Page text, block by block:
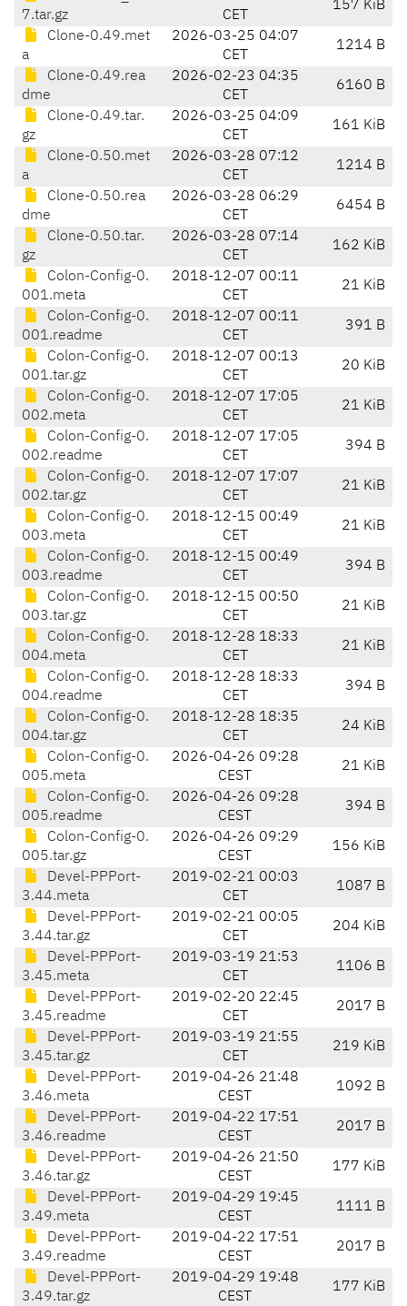
7.tar.gz
CET
157 KiB
Clone-0.49.met
a
2026-03-25 04:07
CET
1214 B
Clone-0.49.rea
dme
2026-02-23 04:35
CET
6160 B
Clone-0.49.tar.
gz
2026-03-25 04:09
CET
161 KiB
Clone-0.50.met
a
2026-03-28 07:12
CET
1214 B
Clone-0.50.rea
dme
2026-03-28 06:29
CET
6454 B
Clone-0.50.tar.
gz
2026-03-28 07:14
CET
162 KiB
Colon-Config-0.
001.meta
2018-12-07 00:11
CET
21 KiB
Colon-Config-0.
001.readme
2018-12-07 00:11
CET
391 B
Colon-Config-0.
001.tar.gz
2018-12-07 00:13
CET
20 KiB
Colon-Config-0.
002.meta
2018-12-07 17:05
CET
21 KiB
Colon-Config-0.
002.readme
2018-12-07 17:05
CET
394 B
Colon-Config-0.
002.tar.gz
2018-12-07 17:07
CET
21 KiB
Colon-Config-0.
003.meta
2018-12-15 00:49
CET
21 KiB
Colon-Config-0.
003.readme
2018-12-15 00:49
CET
394 B
Colon-Config-0.
003.tar.gz
2018-12-15 00:50
CET
21 KiB
Colon-Config-0.
004.meta
2018-12-28 18:33
CET
21 KiB
Colon-Config-0.
004.readme
2018-12-28 18:33
CET
394 B
Colon-Config-0.
004.tar.gz
2018-12-28 18:35
CET
24 KiB
Colon-Config-0.
005.meta
2026-04-26 09:28
CEST
21 KiB
Colon-Config-0.
005.readme
2026-04-26 09:28
CEST
394 B
Colon-Config-0.
005.tar.gz
2026-04-26 09:29
CEST
156 KiB
Devel-PPPort-
3.44.meta
2019-02-21 00:03
CET
1087 B
Devel-PPPort-
3.44.tar.gz
2019-02-21 00:05
CET
204 KiB
Devel-PPPort-
3.45.meta
2019-03-19 21:53
CET
1106 B
Devel-PPPort-
3.45.readme
2019-02-20 22:45
CET
2017 B
Devel-PPPort-
3.45.tar.gz
2019-03-19 21:55
CET
219 KiB
Devel-PPPort-
3.46.meta
2019-04-26 21:48
CEST
1092 B
Devel-PPPort-
3.46.readme
2019-04-22 17:51
CEST
2017 B
Devel-PPPort-
3.46.tar.gz
2019-04-26 21:50
CEST
177 KiB
Devel-PPPort-
3.49.meta
2019-04-29 19:45
CEST
1111 B
Devel-PPPort-
3.49.readme
2019-04-22 17:51
CEST
2017 B
Devel-PPPort-
3.49.tar.gz
2019-04-29 19:48
CEST
177 KiB